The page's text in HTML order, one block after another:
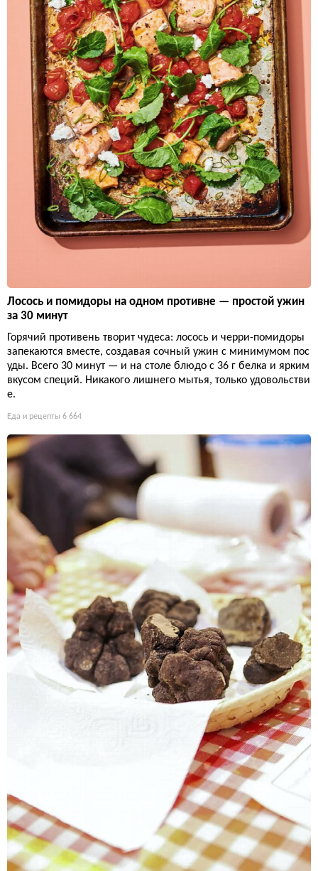
Лосось и помидоры на одном противне — простой ужин
за 30 минут
Горячий противень творит чудеса: лосось и черри-помидоры
запекаются вместе, создавая сочный ужин с минимумом пос
уды. Всего 30 минут — и на столе блюдо с 36 г белка и ярким
вкусом специй. Никакого лишнего мытья, только удовольстви
е.
Еда и рецепты 6 664